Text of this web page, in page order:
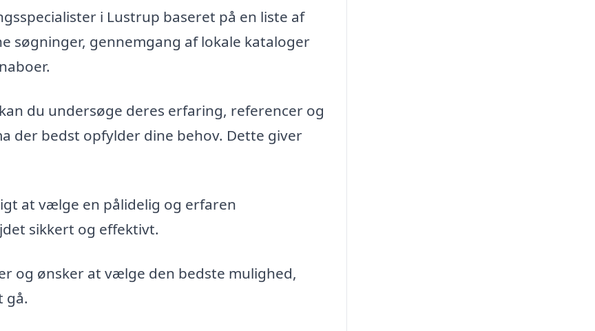
i Lustrup baseret på en liste af
søgninger, gennemgang af lokale kataloger
du undersøge deres erfaring, referencer og
der bedst opfylder dine behov. Dette giver
at vælge en pålidelig og erfaren
sikkert og effektivt.
og ønsker at vælge den bedste mulighed,
gå.